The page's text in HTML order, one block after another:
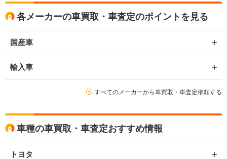
各メーカーの車買取・車査定のポイントを見る
国産車
輸入車
すべてのメーカーから車買取・車査定依頼する
車種の車買取・車査定おすすめ情報
トヨタ